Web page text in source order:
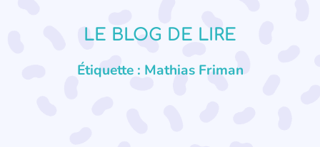
LE BLOG DE LIRE
Étiquette : Mathias Friman